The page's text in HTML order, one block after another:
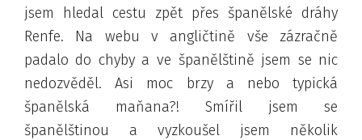
jsem hledal cestu zpět přes španělské dráhy
Renfe. Na webu v angličtině vše zázračně
padalo do chyby a ve španělštině jsem se nic
nedozvěděl. Asi moc brzy a nebo typická
španělská maňana?! Smířil jsem se
španělštinou a vyzkoušel jsem několik